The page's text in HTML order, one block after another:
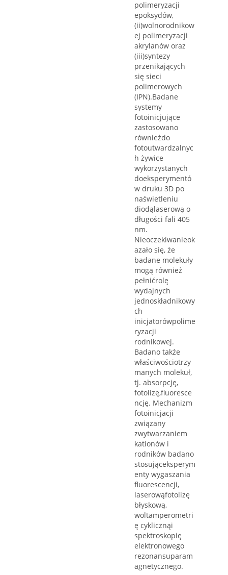
polimeryzacji
epoksydów,
(ii)wolnorodnikow
ej polimeryzacji
akrylanów oraz
(iii)syntezy
przenikających
się sieci
polimerowych
(IPN).Badane
systemy
fotoinicjujące
zastosowano
równieżdo
fotoutwardzalnyc
h żywice
wykorzystanych
doeksperymentó
w druku 3D po
naświetleniu
diodąlaserową o
długości fali 405
nm.
Nieoczekiwanieok
azało się, że
badane molekuły
mogą również
pełnićrolę
wydajnych
jednoskładnikowy
ch
inicjatorówpolime
ryzacji
rodnikowej.
Badano także
właściwościotrzy
manych molekuł,
tj. absorpcję,
fotolizę,fluoresce
ncję. Mechanizm
fotoinicjacji
związany
zwytwarzaniem
kationów i
rodników badano
stosująceksperym
enty wygaszania
fluorescencji,
laserowąfotolizę
błyskową,
woltamperometri
ę cyklicznąi
spektroskopię
elektronowego
rezonansuparam
agnetycznego.